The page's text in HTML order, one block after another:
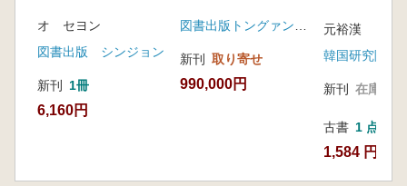
オ セヨン
図書出版 シンジョン
新刊 1冊
6,160円
1949年)索引1冊含む図書出版トングァン文化社
新刊 取り寄せ
990,000円
元裕漢
韓国研究院
新刊 在庫なし
古書 1 点
1,584 円